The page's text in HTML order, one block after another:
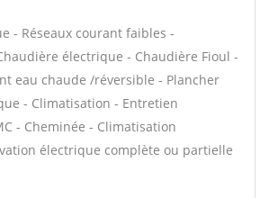
- Réseaux courant faibles -
électrique - Chaudière Fioul -
eau chaude /réversible - Plancher
- Climatisation - Entretien
- Cheminée - Climatisation
électrique complète ou partielle